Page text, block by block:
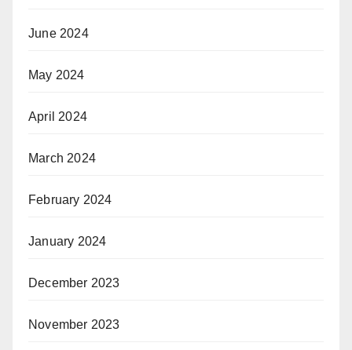
June 2024
May 2024
April 2024
March 2024
February 2024
January 2024
December 2023
November 2023